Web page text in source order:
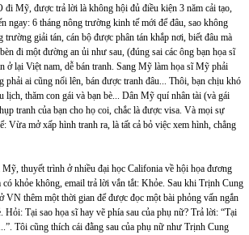
đi Mỹ, được trả lời là không hội đủ điều kiện 3 năm cải tạo,
ngay: 6 tháng nông trường kinh tế mới để đâu, sao không
giải tán, cán bộ được phân tán khắp nơi, biết đâu mà
đi một đường an ủi như sau, (đúng sai các ông bạn họa sĩ
ở lại Việt nam, dễ bán tranh. Sang Mỹ làm họa sĩ Mỹ phải
phải ai cũng nổi lên, bán được tranh đâu... Thôi, bạn chịu khó
thăm con gái và bạn bè... Dân Mỹ quí nhân tài (và gái
tranh của bạn cho họ coi, chắc là được visa. Và mọi sự
Vừa mở xấp hình tranh ra, là tất cả bỏ việc xem hình, chẳng
thuyết trình ở nhiều đại học Califonia về hội họa đương
khỏe không, email trả lời vắn tắt: Khỏe. Sau khi Trịnh Cung
VN thêm một thời gian để được đọc một bài phỏng vấn ngắn
Tại sao họa sĩ hay vẽ phía sau của phụ nữ? Trả lời: “Tại
Tôi cũng thích cái đằng sau của phụ nữ như Trịnh Cung